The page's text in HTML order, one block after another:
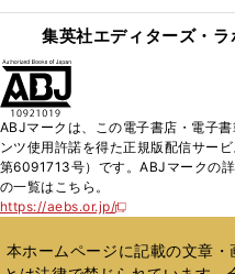
集英社エディターズ・ラ
ABJマークは、この電子書店・電子
ンツ使用許諾を得た正規版配信サー
第6091713号）です。ABJマークの
の一覧はこちら。
https://aebs.or.jp/
新
い
ウ
本ホームページに記載の文章